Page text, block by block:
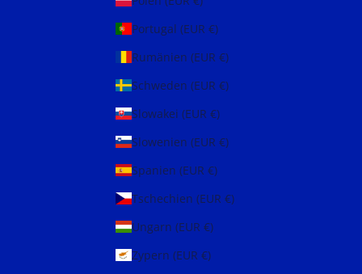
Portugal (EUR €)
Rumänien (EUR €)
Schweden (EUR €)
Slowakei (EUR €)
Slowenien (EUR €)
Spanien (EUR €)
Tschechien (EUR €)
Ungarn (EUR €)
Zypern (EUR €)